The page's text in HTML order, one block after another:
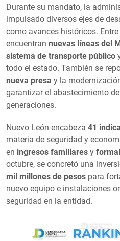
Durante su mandato, la
impulsado diversos ejes de
como avances históricos.
encuentran nuevas líneas del
sistema de transporte público
todo el estado. También se
nueva presa y la
garantizar el abastecimiento
generaciones.
Nuevo León encabeza 41
materia de seguridad y
en ingresos familiares y
octubre, se concretó una
mil millones de pesos para
nuevo equipo e instalaciones
seguridad en la entidad.